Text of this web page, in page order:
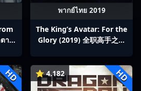
าย
พากย์ไทย 2019
The King’s Avatar: For the
Glory (2019) 全职高手之巅
HD ⭐ 4.182 HD